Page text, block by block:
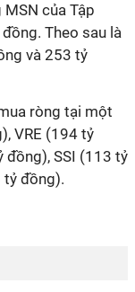
của Tập
Theo sau là
và 253 tỷ
ròng tại một
VRE (194 tỷ
đồng), SSI (113 tỷ
tỷ đồng).